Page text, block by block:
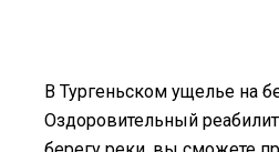
В Тургеньском ущелье на
Оздоровительный